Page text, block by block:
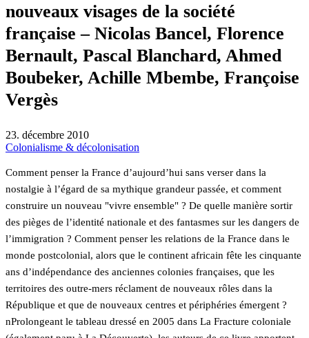
nouveaux visages de la société
française – Nicolas Bancel, Florence
Bernault, Pascal Blanchard, Ahmed
Boubeker, Achille Mbembe, Françoise
Vergès
23. décembre 2010
Colonialisme & décolonisation
Comment penser la France d’aujourd’hui sans verser dans la
nostalgie à l’égard de sa mythique grandeur passée, et comment
construire un nouveau "vivre ensemble" ? De quelle manière sortir
des pièges de l’identité nationale et des fantasmes sur les dangers de
l’immigration ? Comment penser les relations de la France dans le
monde postcolonial, alors que le continent africain fête les cinquante
ans d’indépendance des anciennes colonies françaises, que les
territoires des outre-mers réclament de nouveaux rôles dans la
République et que de nouveaux centres et périphéries émergent ?
nProlongeant le tableau dressé en 2005 dans La Fracture coloniale